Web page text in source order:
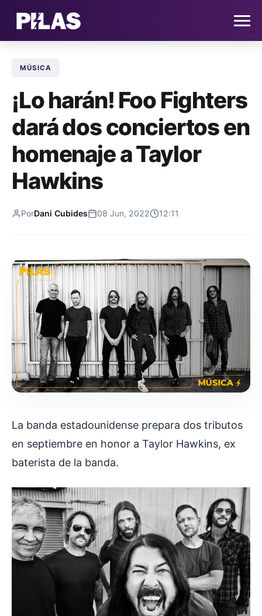
NOTICIAS
QUIÉNES SOMOS
CONTACTO
SUSCRÍBETE
MÚSICA
¡Lo harán! Foo Fighters
dará dos conciertos en
homenaje a Taylor
Hawkins
PorDani Cubides 08 Jun, 2022 12:11
La banda estadounidense prepara dos tributos
en septiembre en honor a Taylor Hawkins, ex
baterista de la banda.